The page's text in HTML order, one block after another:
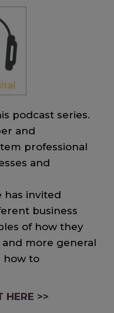
podcast series.
and
professional
and
has invited
business
of how they
more general
how to
HERE >>